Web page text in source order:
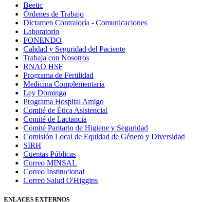
Beetic
Órdenes de Trabajo
Dictamen Contraloría - Comunicaciones
Laboratorio
FONENDO
Calidad y Seguridad del Paciente
Trabaja con Nosotros
RNAO HSF
Programa de Fertilidad
Medicina Complementaria
Ley Dominga
Programa Hospital Amigo
Comité de Ética Asistencial
Comité de Lactancia
Comité Paritario de Higiene y Seguridad
Comisión Local de Equidad de Género y Diversidad
SIRH
Cuentas Públicas
Correo MINSAL
Correo Institucional
Correo Salud O'Higgins
ENLACES EXTERNOS